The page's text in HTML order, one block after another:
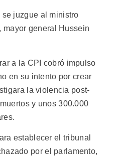
juzgue al ministro
general Hussein
a la CPI cobró impulso
en su intento por crear
la violencia post-
y unos 300.000
establecer el tribunal
por el parlamento,